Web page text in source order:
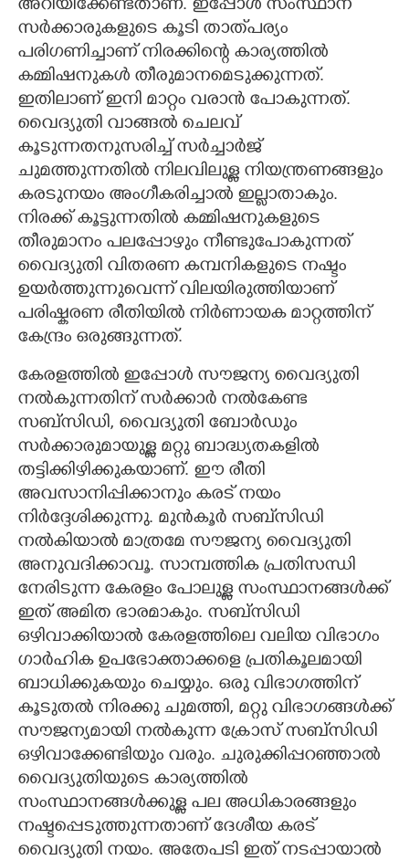
അറിയിക്കേണ്ടതാണ്. ഇപ്പോൾ സംസ്ഥാന
സർക്കാരുകളുടെ കൂടി താത്‌പര്യം
പരിഗണിച്ചാണ് നിരക്കിന്റെ കാര്യത്തിൽ
കമ്മിഷനുകൾ തീരുമാനമെടുക്കുന്നത്.
ഇതിലാണ് ഇനി മാറ്റം വരാൻ പോകുന്നത്.
വൈദ്യുതി വാങ്ങൽ ചെലവ്
കൂടുന്നതനുസരിച്ച് സർച്ചാർജ്
ചുമത്തുന്നതിൽ നിലവിലുള്ള നിയന്ത്രണങ്ങളും
കരടുനയം അംഗീകരിച്ചാൽ ഇല്ലാതാകും.
നിരക്ക് കൂട്ടുന്നതിൽ കമ്മിഷനുകളുടെ
തീരുമാനം പലപ്പോഴും നീണ്ടുപോകുന്നത്
വൈദ്യുതി വിതരണ കമ്പനികളുടെ നഷ്ടം
ഉയർത്തുന്നുവെന്ന് വിലയിരുത്തിയാണ്
പരിഷ്കരണ രീതിയിൽ നിർണായക മാറ്റത്തിന്
കേന്ദ്രം ഒരുങ്ങുന്നത്.
കേരളത്തിൽ ഇപ്പോൾ സൗജന്യ വൈദ്യുതി
നൽകുന്നതിന് സർക്കാർ നൽകേണ്ട
സബ്സിഡി,​ വൈദ്യുതി ബോർഡും
സർക്കാരുമായുള്ള മറ്റു ബാദ്ധ്യതകളിൽ
തട്ടിക്കിഴിക്കുകയാണ്. ഈ രീതി
അവസാനിപ്പിക്കാനും കരട് നയം
നിർദ്ദേശിക്കുന്നു. മുൻകൂർ സബ്‌സിഡി
നൽകിയാൽ മാത്രമേ സൗജന്യ വൈദ്യുതി
അനുവദിക്കാവൂ. സാമ്പത്തിക പ്രതിസന്ധി
നേരിടുന്ന കേരളം പോലുള്ള സംസ്ഥാനങ്ങൾക്ക്
ഇത് അമിത ഭാരമാകും. സബ്സിഡി
ഒഴിവാക്കിയാൽ കേരളത്തിലെ വലിയ വിഭാഗം
ഗാർഹിക ഉപഭോക്താക്കളെ പ്രതികൂലമായി
ബാധിക്കുകയും ചെയ്യും. ഒരു വിഭാഗത്തിന്
കൂടുതൽ നിരക്കു ചുമത്തി,​ മറ്റു വിഭാഗങ്ങൾക്ക്
സൗജന്യമായി നൽകുന്ന ക്രോസ് സബ്സിഡി
ഒഴിവാക്കേണ്ടിയും വരും. ചുരുക്കിപ്പറഞ്ഞാൽ
വൈദ്യുതിയുടെ കാര്യത്തിൽ
സംസ്ഥാനങ്ങൾക്കുള്ള പല അധികാരങ്ങളും
നഷ്ടപ്പെടുത്തുന്നതാണ് ദേശീയ കരട്
വൈദ്യുതി നയം. അതേപടി ഇത് നടപ്പായാൽ